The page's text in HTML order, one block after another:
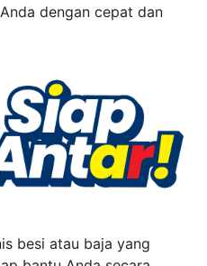
dengan cepat dan
besi atau baja yang